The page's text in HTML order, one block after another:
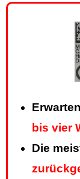
bis vier
Die